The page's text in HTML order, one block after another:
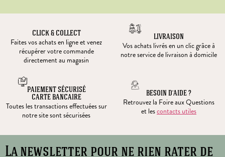
CLICK & COLLECT
Faites vos achats en ligne et venez
récupérer votre commande
directement au magasin
LIVRAISON
Vos achats livrés en un clic grâce à
notre service de livraison à domicile
PAIEMENT SÉCURISÉ
CARTE BANCAIRE
Toutes les transactions effectuées sur
notre site sont sécurisées
BESOIN D’AIDE ?
Retrouvez la Foire aux Questions
et lescontacts utiles
La newsletter pour ne rien rater de